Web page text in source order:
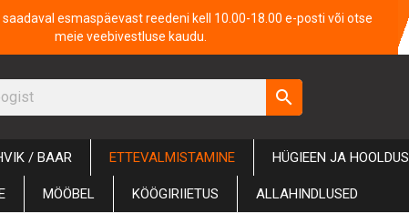
esmaspäevast reedeni kell 10.00-18.00 e-posti või otse
meie veebivestluse kaudu.
search
/ BAAR ETTEVALMISTAMINE HÜGIEEN JA HOOLDUS
MÖÖBEL KÖÖGIRIIETUS ALLAHINDLUSED